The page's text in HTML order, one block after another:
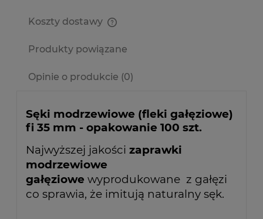
Koszty dostawy
Produkty powiązane
Opinie o produkcie (0)
Sęki modrzewiowe (fleki gałęziowe)
fi 35 mm - opakowanie 100 szt.
Najwyższej jakości zaprawki
modrzewiowe
gałęziowe wyprodukowane z gałęzi
co sprawia, że imitują naturalny sęk.